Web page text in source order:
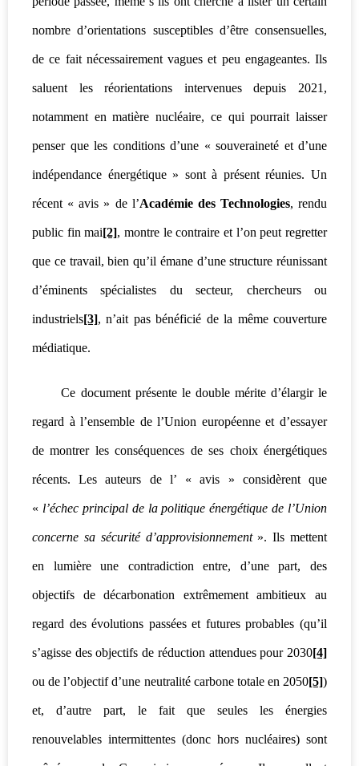
nombre d’orientations susceptibles d’être consensuelles,
de ce fait nécessairement vagues et peu engageantes. Ils
saluent les réorientations intervenues depuis 2021,
notamment en matière nucléaire, ce qui pourrait laisser
penser que les conditions d’une « souveraineté et d’une
indépendance énergétique » sont à présent réunies. Un
récent « avis » de l’Académie des Technologies, rendu
public fin mai[2], montre le contraire et l’on peut regretter
que ce travail, bien qu’il émane d’une structure réunissant
d’éminents spécialistes du secteur, chercheurs ou
industriels[3], n’ait pas bénéficié de la même couverture
médiatique.
Ce document présente le double mérite d’élargir le
regard à l’ensemble de l’Union européenne et d’essayer
de montrer les conséquences de ses choix énergétiques
récents. Les auteurs de l’ « avis » considèrent que
« l’échec principal de la politique énergétique de l’Union
concerne sa sécurité d’approvisionnement». Ils mettent
en lumière une contradiction entre, d’une part, des
objectifs de décarbonation extrêmement ambitieux au
regard des évolutions passées et futures probables (qu’il
s’agisse des objectifs de réduction attendues pour 2030[4]
ou de l’objectif d’une neutralité carbone totale en 2050[5])
et, d’autre part, le fait que seules les énergies
renouvelables intermittentes (donc hors nucléaires) sont